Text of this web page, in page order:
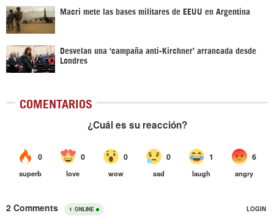
Macri mete las bases militares de EEUU en Argentina
Desvelan una ‘campaña anti-Kirchner’ arrancada desde
Londres
COMENTARIOS